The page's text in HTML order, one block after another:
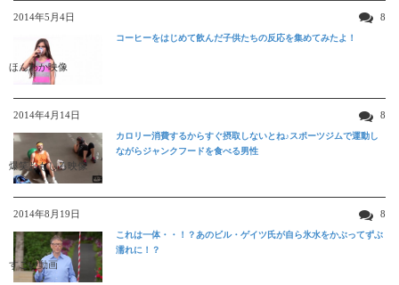
2014年5月4日 8
ほんわか映像
コーヒーをはじめて飲んだ子供たちの反応を集めてみたよ！
2014年4月14日 8
爆笑おもしろ映像
カロリー消費するからすぐ摂取しないとね♪スポーツジムで運動し
ながらジャンクフードを食べる男性
2014年8月19日 8
すごい動画
これは一体・・！？あのビル・ゲイツ氏が自ら氷水をかぶってずぶ
濡れに！？